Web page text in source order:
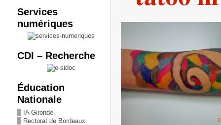
Services
numériques
CDI – Recherche
Éducation
Nationale
IA Gironde
Rectorat de Bordeaux